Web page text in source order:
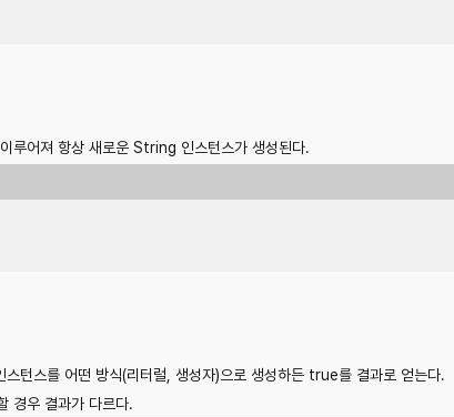
어져 항상 새로운 String 인스턴스가 생성된다.
턴스를 어떤 방식(리터럴, 생성자)으로 생성하든 true를 결과로 얻는다.
경우 결과가 다르다.